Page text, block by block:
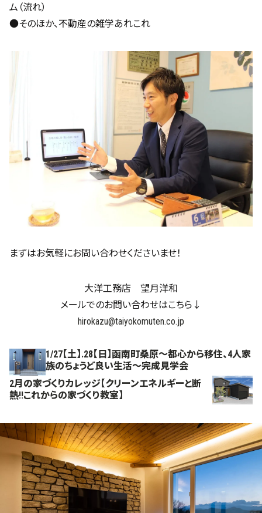
ム（流れ）
●そのほか、不動産の雑学あれこれ
まずはお気軽にお問い合わせくださいませ！
大洋工務店 望月洋和
メールでのお問い合わせはこちら↓
hirokazu@taiyokomuten.co.jp
1/27【土】.28【日】函南町桑原～都心から移住、4人家
族のちょうど良い生活～完成見学会
2月の家づくりカレッジ【クリーンエネルギーと断
熱!!これからの家づくり教室】